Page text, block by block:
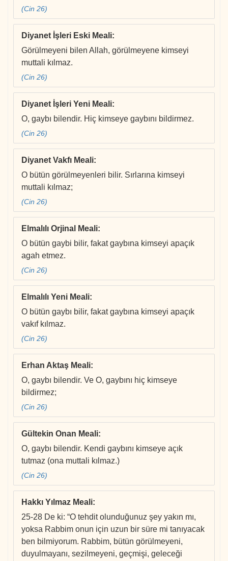
(Cin 26)
Diyanet İşleri Eski Meali:
Görülmeyeni bilen Allah, görülmeyene kimseyi
muttali kılmaz.
(Cin 26)
Diyanet İşleri Yeni Meali:
O, gaybı bilendir. Hiç kimseye gaybını bildirmez.
(Cin 26)
Diyanet Vakfı Meali:
O bütün görülmeyenleri bilir. Sırlarına kimseyi
muttali kılmaz;
(Cin 26)
Elmalılı Orjinal Meali:
O bütün gaybi bilir, fakat gaybına kimseyi apaçık
agah etmez.
(Cin 26)
Elmalılı Yeni Meali:
O bütün gaybı bilir, fakat gaybına kimseyi apaçık
vakıf kılmaz.
(Cin 26)
Erhan Aktaş Meali:
O, gaybı bilendir. Ve O, gaybını hiç kimseye
bildirmez;
(Cin 26)
Gültekin Onan Meali:
O, gaybı bilendir. Kendi gaybını kimseye açık
tutmaz (ona muttali kılmaz.)
(Cin 26)
Hakkı Yılmaz Meali:
25-28 De ki: “O tehdit olunduğunuz şey yakın mı,
yoksa Rabbim onun için uzun bir süre mi tanıyacak
ben bilmiyorum. Rabbim, bütün görülmeyeni,
duyulmayanı, sezilmeyeni, geçmişi, geleceği